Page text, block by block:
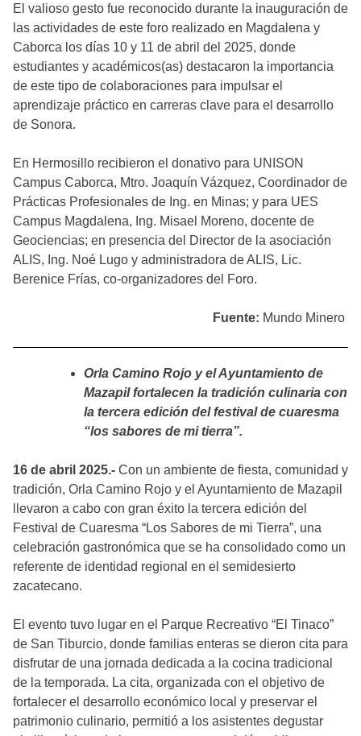
El valioso gesto fue reconocido durante la inauguración de
las actividades de este foro realizado en Magdalena y
Caborca los días 10 y 11 de abril del 2025, donde
estudiantes y académicos(as) destacaron la importancia
de este tipo de colaboraciones para impulsar el
aprendizaje práctico en carreras clave para el desarrollo
de Sonora.
En Hermosillo recibieron el donativo para UNISON
Campus Caborca, Mtro. Joaquín Vázquez, Coordinador de
Prácticas Profesionales de Ing. en Minas; y para UES
Campus Magdalena, Ing. Misael Moreno, docente de
Geociencias; en presencia del Director de la asociación
ALIS, Ing. Noé Lugo y administradora de ALIS, Lic.
Berenice Frías, co-organizadores del Foro.
Fuente: Mundo Minero
Orla Camino Rojo y el Ayuntamiento de
Mazapil fortalecen la tradición culinaria con
la tercera edición del festival de cuaresma
“los sabores de mi tierra”.
16 de abril 2025.- Con un ambiente de fiesta, comunidad y
tradición, Orla Camino Rojo y el Ayuntamiento de Mazapil
llevaron a cabo con gran éxito la tercera edición del
Festival de Cuaresma “Los Sabores de mi Tierra”, una
celebración gastronómica que se ha consolidado como un
referente de identidad regional en el semidesierto
zacatecano.
El evento tuvo lugar en el Parque Recreativo “El Tinaco”
de San Tiburcio, donde familias enteras se dieron cita para
disfrutar de una jornada dedicada a la cocina tradicional
de la temporada. La cita, organizada con el objetivo de
fortalecer el desarrollo económico local y preservar el
patrimonio culinario, permitió a los asistentes degustar